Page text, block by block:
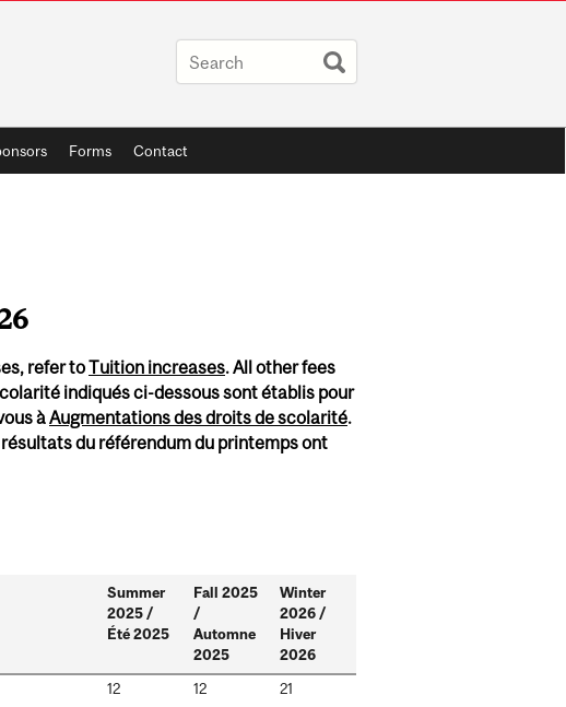
Forms Contact
refer toTuition increases. All other fees
indiqués ci-dessous sont établis pour
àAugmentations des droits de scolarité.
du référendum du printemps ont
Summer
2025 /
Été 2025
Fall 2025
/
Automne
2025
Winter
2026 /
Hiver
2026
12 12 21